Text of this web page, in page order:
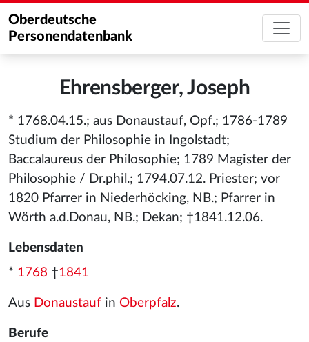
Oberdeutsche
Personendatenbank
Ehrensberger, Joseph
* 1768.04.15.; aus Donaustauf, Opf.; 1786-1789
Studium der Philosophie in Ingolstadt;
Baccalaureus der Philosophie; 1789 Magister der
Philosophie / Dr.phil.; 1794.07.12. Priester; vor
1820 Pfarrer in Niederhöcking, NB.; Pfarrer in
Wörth a.d.Donau, NB.; Dekan; †1841.12.06.
Lebensdaten
* 1768 †1841
Aus Donaustauf in Oberpfalz.
Berufe